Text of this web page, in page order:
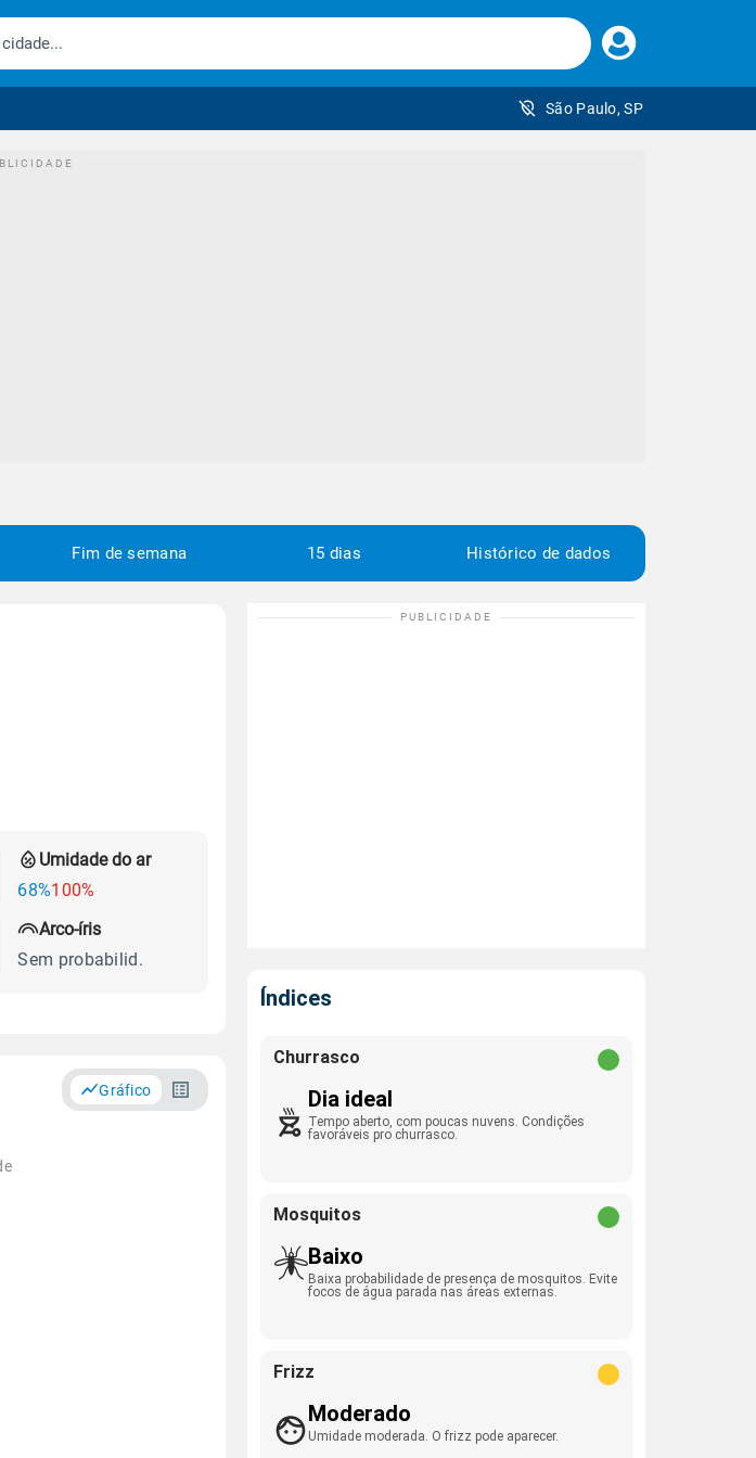
Faça
seu
São Paulo, SP
Fim de semana 15 dias Histórico de dados
Umidade do ar
68%100%
Arco-íris
Sem probabilid.
Gráfico
Índices
Churrasco
Dia ideal
Tempo aberto, com poucas nuvens. Condições
favoráveis pro churrasco.
Mosquitos
Baixo
Baixa probabilidade de presença de mosquitos. Evite
focos de água parada nas áreas externas.
Frizz
Moderado
Umidade moderada. O frizz pode aparecer.